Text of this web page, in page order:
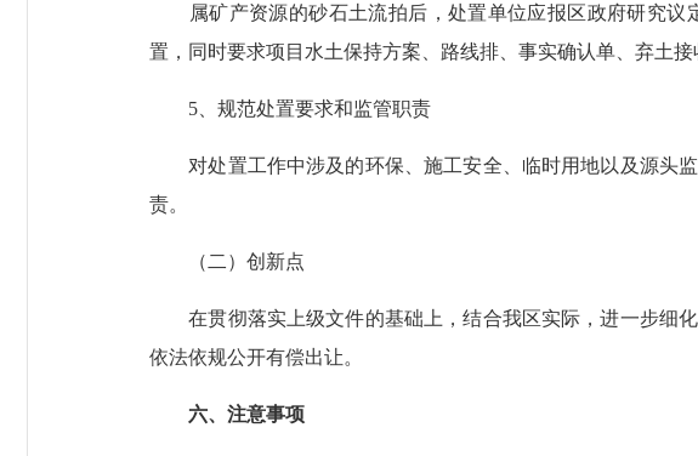
属矿产资源的砂石土流拍后，处置单位应报区政府研究议
置，同时要求项目水土保持方案、路线排、事实确认单、弃土
5、规范处置要求和监管职责
对处置工作中涉及的环保、施工安全、临时用地以及源头监
责。
（二）创新点
在贯彻落实上级文件的基础上，结合我区实际，进一步细化
依法依规公开有偿出让。
六、注意事项